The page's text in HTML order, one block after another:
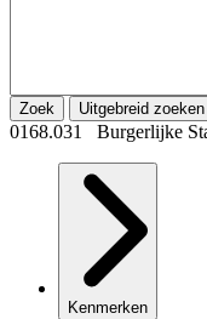
Zoek Uitgebreid zoeken
0168.031 Burgerlijke
Kenmerken